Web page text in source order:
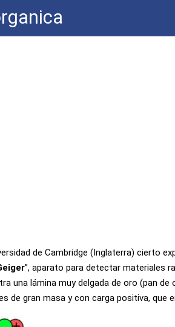
de Cambridge (Inglaterra) cierto
”, aparato para detectar materiales
una lámina muy delgada de oro (pan de
de gran masa y con carga positiva, que